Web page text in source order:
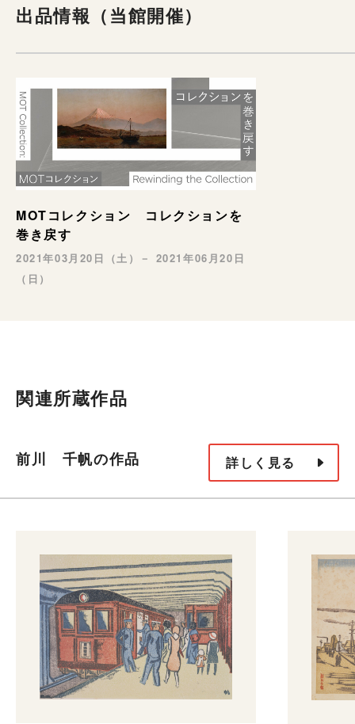
出品情報（当館開催）
MOTコレクション コレクションを
巻き戻す
2021年03月20日（土）－ 2021年06月20日
（日）
関連所蔵作品
前川 千帆の作品 詳しく見る